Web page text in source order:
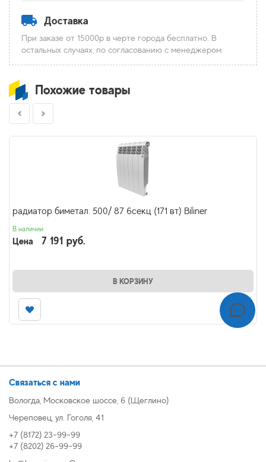
Доставка
При заказе от 15000р в черте города бесплатно. В
остальных случаях, по согласованию с менеджером.
Похожие товары
радиатор биметал. 500/ 87 6секц (171 вт) Biliner
В наличии
Цена 7 191 руб.
В КОРЗИНУ
Связаться с нами
Вологда, Московское шоссе, 6 (Щеглино)
Череповец, ул. Гоголя, 41
+7 (8172) 23-99-99
+7 (8202) 26-99-99